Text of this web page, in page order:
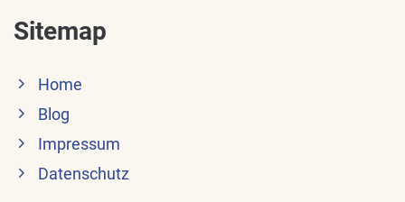
Sitemap
Home
Blog
Impressum
Datenschutz